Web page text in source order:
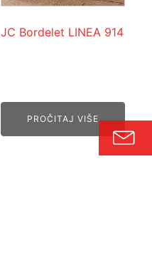
JC Bordelet LINEA 914
PROČITAJ VIŠE